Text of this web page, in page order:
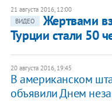
21 августа 2016, 12:00
ВИДЕО
Жертвами
Турции стали 50
20 августа 2016, 19:45
В американском
объявили Днем